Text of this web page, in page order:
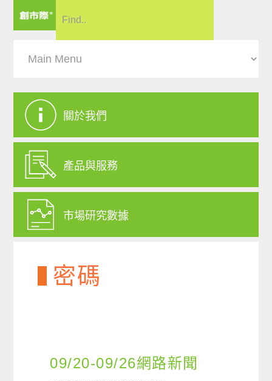
關於我們
產品與服務
市場研究數據
密碼
09/20-09/26網路新聞